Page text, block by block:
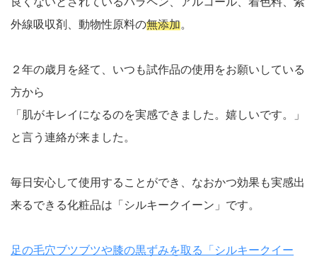
外線吸収剤、動物性原料の無添加。
２年の歳月を経て、いつも試作品の使用をお願いしている
方から
「肌がキレイになるのを実感できました。嬉しいです。」
と言う連絡が来ました。
毎日安心して使用することができ、なおかつ効果も実感出
来るできる化粧品は「シルキークイーン」です。
足の毛穴ブツブツや膝の黒ずみを取る「シルキークイー